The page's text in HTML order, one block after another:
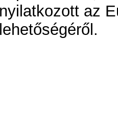
nyilatkozott az
lehetőségéről.